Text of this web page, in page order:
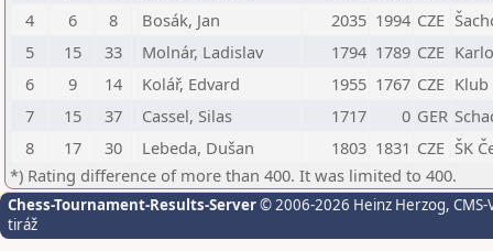
4
6 8 Bosák, Jan 2035 1994 CZE
5
15 33 Molnár, Ladislav 1794 1789 CZE
6
9 14 Kolář, Edvard 1955 1767 CZE Klub
7
15 37 Cassel, Silas 1717 0 GER
8
17 30 Lebeda, Dušan 1803 1831 CZE ŠK
*) Rating difference of more than 400. It was limited to 400.
Chess-Tournament-Results-Server© 2006-2026 Heinz Herzog,
tiráž